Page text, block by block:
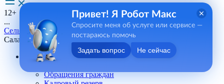
12+
...
Сельские поселения
Салаирское СП
Андреевское СП
Обращения граждан
Привет! Я Робот Макс
Спросите меня об услуге или сервисе —
постараюсь помочь
Задать вопрос Не сейчас